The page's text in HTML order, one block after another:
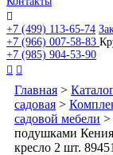

+7 (499) 113-65-74
+7 (966) 007-58-83
+7 (985) 904-53-90
 
Главная >
садовая >
садовой мебели >
подушками
кресло 2 шт.